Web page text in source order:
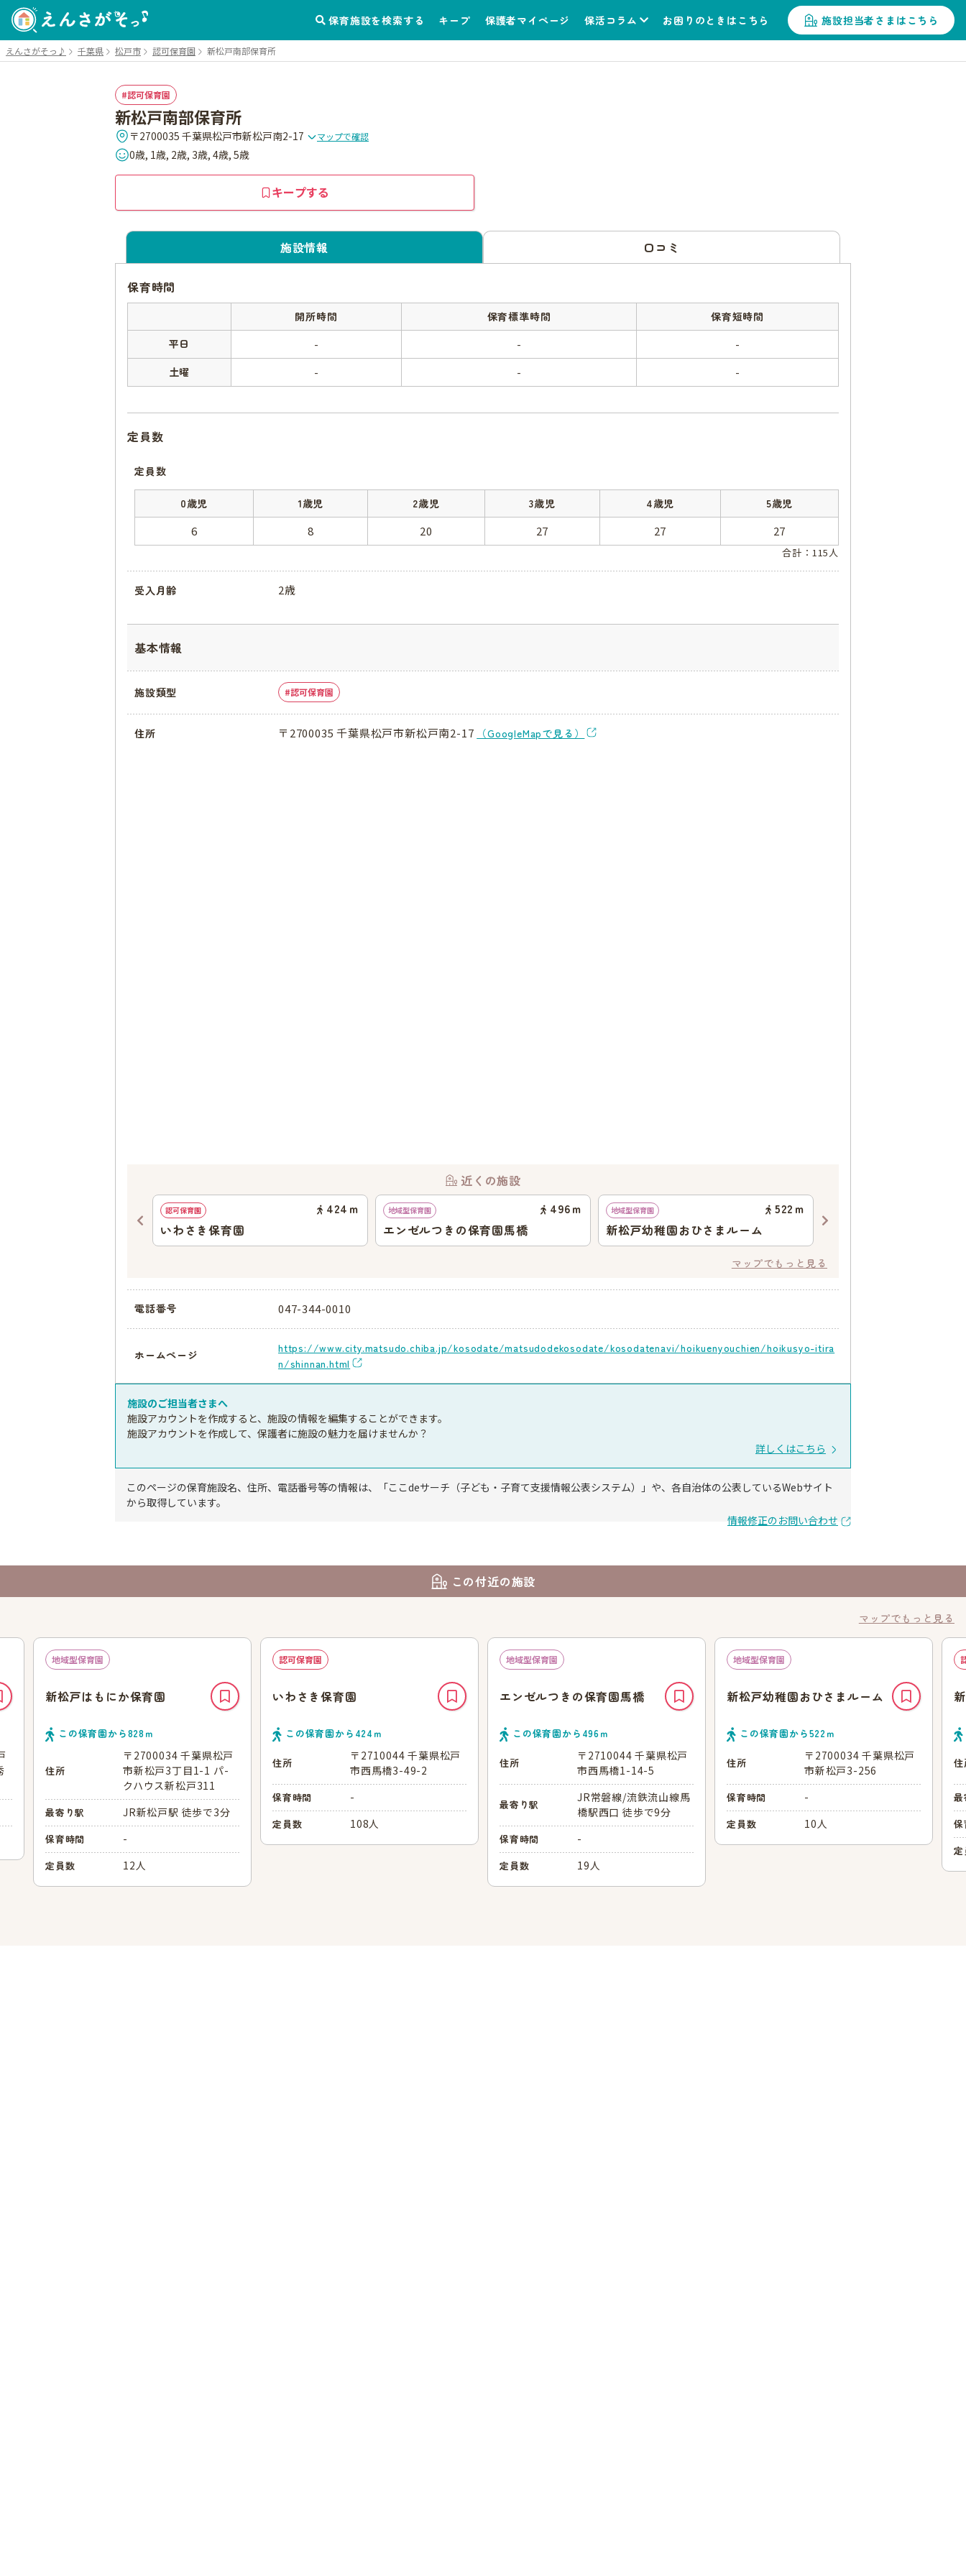
保育施設を検索する キープ 保護者マイページ 保活コラム お困りのときはこちら 施設担当者さまはこちら
えんさがそっ♪ 千葉県 松戸市 認可保育園 新松戸南部保育所
認可保育園
新松戸南部保育所
〒2700035 千葉県松戸市新松戸南2-17 マップで確認
0歳, 1歳, 2歳, 3歳, 4歳, 5歳
キープする
施設情報 口コミ
保育時間
開所時間 保育標準時間
保育短時間
平日
- - -
土曜 - - -
定員数
定員数
0歳児 1歳児 2歳児 3歳児 4歳児 5歳児
6 8 20 27 27 27
合計：115人
受入月齢 2歳
基本情報
施設類型 認可保育園
住所 〒2700035 千葉県松戸市新松戸南2-17 （GoogleMapで見る）
近くの施設
認可保育園 424 ｍ
いわさき保育園
地域型保育園 496ｍ
エンゼルつきの保育園馬橋
地域型保育園 522 ｍ
新松戸幼稚園おひさまルーム
マップでもっと見る
電話番号 047-344-0010
ホームページ
https://www.city.matsudo.chiba.jp/kosodate/matsudodekosodate/kosodatenavi/hoikuenyouchien/hoikusyo-itira
n/shinnan.html
施設のご担当者さまへ
施設アカウントを作成すると、施設の情報を編集することができます。
施設アカウントを作成して、保護者に施設の魅力を届けませんか？
詳しくはこちら
このページの保育施設名、住所、電話番号等の情報は、「ここdeサーチ（子ども・子育て支援情報公表システム）」や、各自治体の公表しているWebサイト
から取得しています。
情報修正のお問い合わせ
この付近の施設
マップでもっと見る
地域型保育園
新松戸はもにか保育園
この保育園から828ｍ
住所
〒2700034 千葉県松戸
市新松戸3丁目1-1 パ-
クハウス新松戸311
最寄り駅 JR新松戸駅 徒歩で3分
保育時間 -
定員数 12人
認可保育園
いわさき保育園
この保育園から 424 ｍ
住所
〒2710044 千葉県松戸
市西馬橋3-49-2
保育時間 -
定員数 108人
地域型保育園
エンゼルつきの保育園馬橋
この保育園から 496ｍ
住所
〒2710044 千葉県松戸
市西馬橋1-14-5
最寄り駅
JR常磐線/流鉄流山線馬
橋駅西口 徒歩で9分
保育時間 -
定員数 19人
地域型保育園
新松戸幼稚園おひさまルーム
この保育園から522ｍ
住所
〒2700034 千葉県松戸
市新松戸3-256
保育時間 -
定員数 10人
住
最
保
定